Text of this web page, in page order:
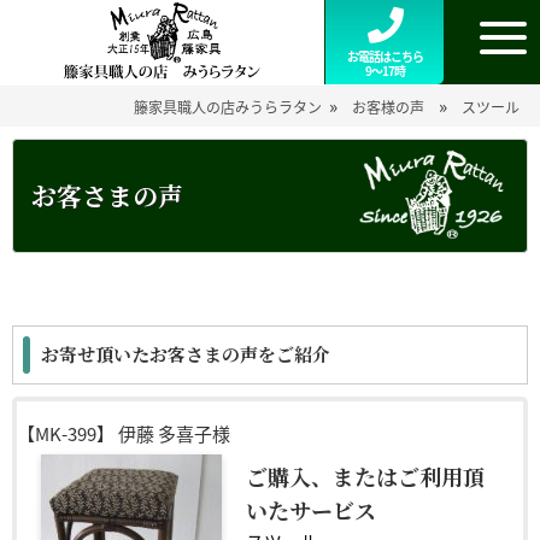
お電話はこちら
9～17時
籐家具職人の店みうらラタン » お客様の声 » スツール
お客さまの声
お寄せ頂いたお客さまの声をご紹介
【MK-399】 伊藤 多喜子様
ご購入、またはご利用頂
いたサービス